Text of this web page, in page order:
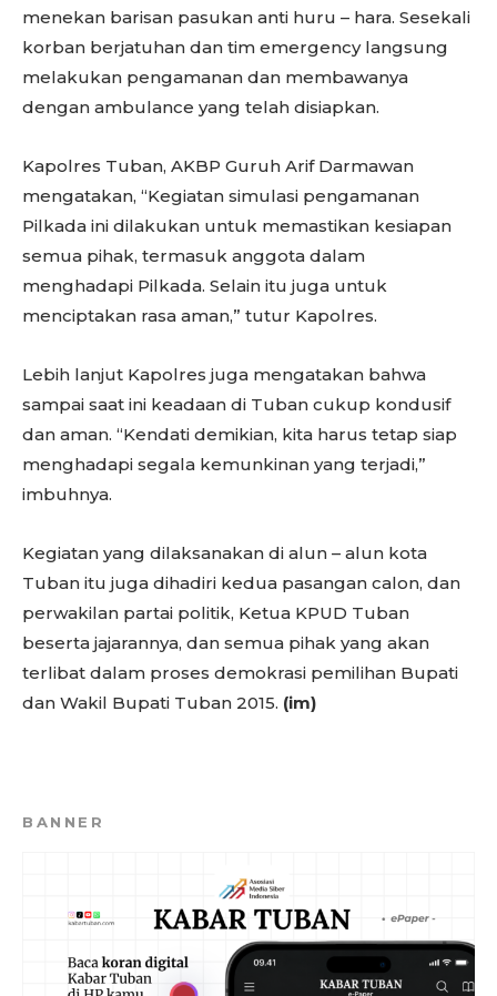
menekan barisan pasukan anti huru – hara. Sesekali
korban berjatuhan dan tim emergency langsung
melakukan pengamanan dan membawanya
dengan ambulance yang telah disiapkan.
Kapolres Tuban, AKBP Guruh Arif Darmawan
mengatakan, “Kegiatan simulasi pengamanan
Pilkada ini dilakukan untuk memastikan kesiapan
semua pihak, termasuk anggota dalam
menghadapi Pilkada. Selain itu juga untuk
menciptakan rasa aman,” tutur Kapolres.
Lebih lanjut Kapolres juga mengatakan bahwa
sampai saat ini keadaan di Tuban cukup kondusif
dan aman. “Kendati demikian, kita harus tetap siap
menghadapi segala kemunkinan yang terjadi,”
imbuhnya.
Kegiatan yang dilaksanakan di alun – alun kota
Tuban itu juga dihadiri kedua pasangan calon, dan
perwakilan partai politik, Ketua KPUD Tuban
beserta jajarannya, dan semua pihak yang akan
terlibat dalam proses demokrasi pemilihan Bupati
dan Wakil Bupati Tuban 2015. (im)
BANNER